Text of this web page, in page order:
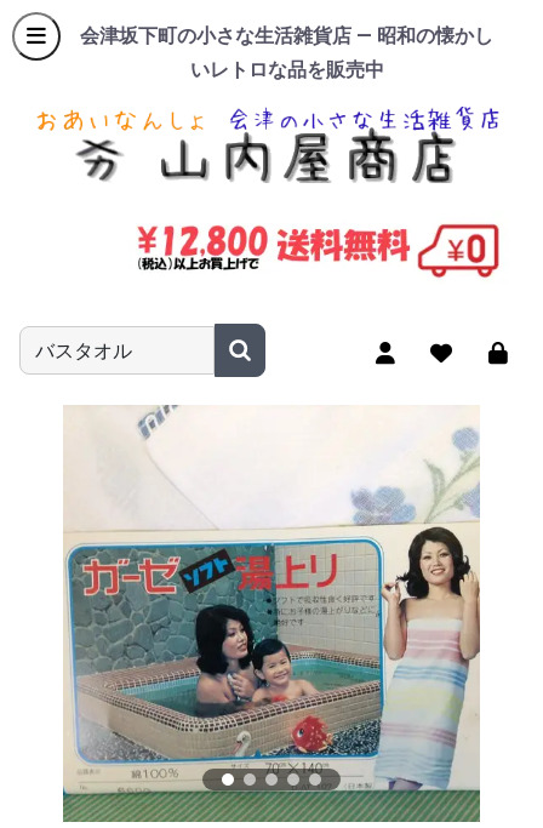
会津坂下町の小さな生活雑貨店 — 昭和の懐かし
いレトロな品を販売中
商品名やキーワードを入力